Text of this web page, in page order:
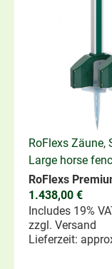
RoFlexs Zäune,
Large horse
RoFlexs
1.438,00 €
Includes 19%
zzgl. Versand
Lieferzeit: